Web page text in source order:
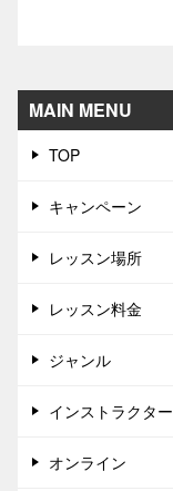
MAIN MENU
TOP
キャンペーン
レッスン場所
レッスン料金
ジャンル
インストラクター
オンライン